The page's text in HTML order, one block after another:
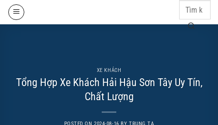
Skip
XE KHÁCH
Tổng Hợp Xe Khách Hải Hậu Sơn Tây Uy Tín,
Chất Lượng